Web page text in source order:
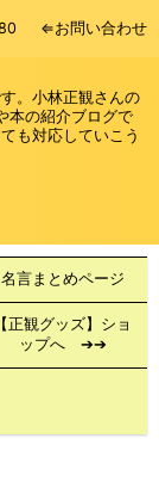
⇐お問い合わせ
。小林正観さんの
本の紹介ブログで
も対応していこう
名言まとめページ
【正観グッズ】ショ
ップへ ➔➔